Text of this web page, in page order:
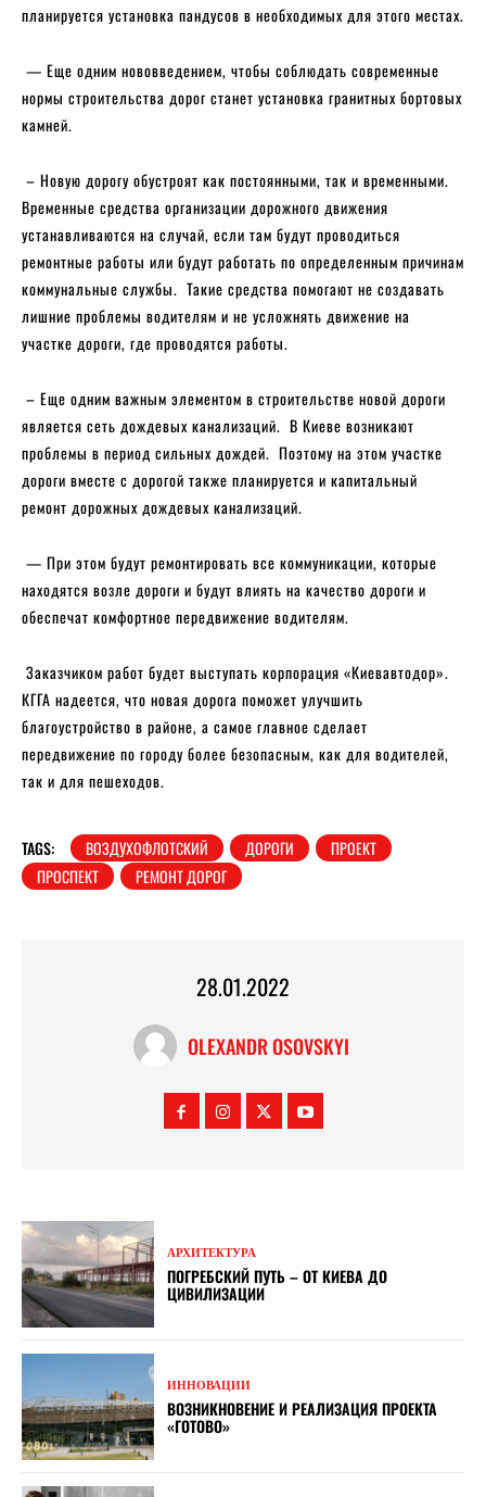
планируется установка пандусов в необходимых для этого местах.
— Еще одним нововведением, чтобы соблюдать современные
нормы строительства дорог станет установка гранитных бортовых
камней.
– Новую дорогу обустроят как постоянными, так и временными.
Временные средства организации дорожного движения
устанавливаются на случай, если там будут проводиться
ремонтные работы или будут работать по определенным причинам
коммунальные службы. Такие средства помогают не создавать
лишние проблемы водителям и не усложнять движение на
участке дороги, где проводятся работы.
– Еще одним важным элементом в строительстве новой дороги
является сеть дождевых канализаций. В Киеве возникают
проблемы в период сильных дождей. Поэтому на этом участке
дороги вместе с дорогой также планируется и капитальный
ремонт дорожных дождевых канализаций.
— При этом будут ремонтировать все коммуникации, которые
находятся возле дороги и будут влиять на качество дороги и
обеспечат комфортное передвижение водителям.
Заказчиком работ будет выступать корпорация «Киевавтодор».
КГГА надеется, что новая дорога поможет улучшить
благоустройство в районе, а самое главное сделает
передвижение по городу более безопасным, как для водителей,
так и для пешеходов.
TAGS: ВОЗДУХОФЛОТСКИЙ ДОРОГИ
ПРОЕКТ
ПРОСПЕКТ
РЕМОНТ ДОРОГ
28.01.2022
OLEXANDR OSOVSKYI
АРХИТЕКТУРА
ПОГРЕБСКИЙ ПУТЬ – ОТ КИЕВА ДО
ЦИВИЛИЗАЦИИ
ИННОВАЦИИ
ВОЗНИКНОВЕНИЕ И РЕАЛИЗАЦИЯ ПРОЕКТА
«ГОТОВО»